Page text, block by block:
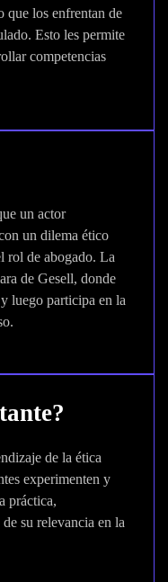
que los enfrentan de
Esto les permite
competencias
un actor
un dilema ético
rol de abogado. La
de Gesell, donde
luego participa en la
de la ética
experimenten y
práctica,
su relevancia en la